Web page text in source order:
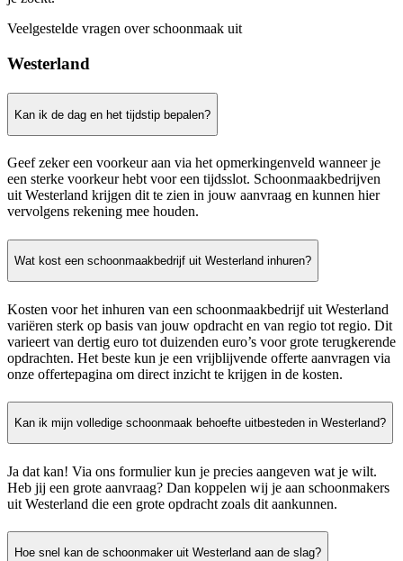
Veelgestelde vragen over schoonmaak uit
Westerland
Kan ik de dag en het tijdstip bepalen?
Geef zeker een voorkeur aan via het opmerkingenveld wanneer je
een sterke voorkeur hebt voor een tijdsslot. Schoonmaakbedrijven
uit Westerland krijgen dit te zien in jouw aanvraag en kunnen hier
vervolgens rekening mee houden.
Wat kost een schoonmaakbedrijf uit Westerland inhuren?
Kosten voor het inhuren van een schoonmaakbedrijf uit Westerland
variëren sterk op basis van jouw opdracht en van regio tot regio. Dit
varieert van dertig euro tot duizenden euro’s voor grote terugkerende
opdrachten. Het beste kun je een vrijblijvende offerte aanvragen via
onze offertepagina om direct inzicht te krijgen in de kosten.
Kan ik mijn volledige schoonmaak behoefte uitbesteden in Westerland?
Ja dat kan! Via ons formulier kun je precies aangeven wat je wilt.
Heb jij een grote aanvraag? Dan koppelen wij je aan schoonmakers
uit Westerland die een grote opdracht zoals dit aankunnen.
Hoe snel kan de schoonmaker uit Westerland aan de slag?